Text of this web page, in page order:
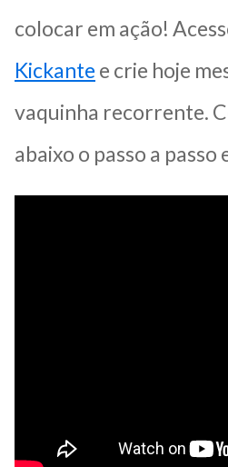
colocar em ação!
Kickante e crie hoje
vaquinha recorrente.
abaixo o passo a passo